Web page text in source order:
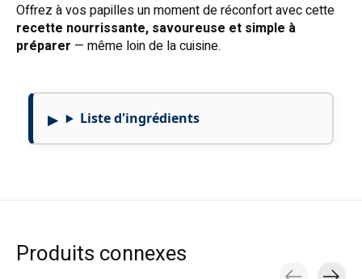
Offrez à vos papilles un moment de réconfort avec cette
recette nourrissante, savoureuse et simple à
préparer — même loin de la cuisine.
Liste d'ingrédients
Produits connexes